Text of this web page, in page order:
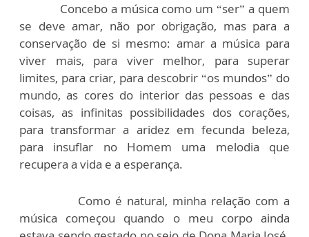
Concebo a música como um “ser” a quem
se deve amar, não por obrigação, mas para a
conservação de si mesmo: amar a música para
viver mais, para viver melhor, para superar
limites, para criar, para descobrir “os mundos” do
mundo, as cores do interior das pessoas e das
coisas, as infinitas possibilidades dos corações,
para transformar a aridez em fecunda beleza,
para insuflar no Homem uma melodia que
recupera a vida e a esperança.
Como é natural, minha relação com a
música começou quando o meu corpo ainda